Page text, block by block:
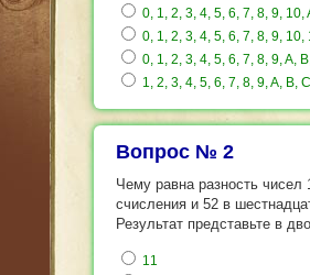
0, 1, 2, 3, 4, 5, 6, 7, 8, 9, 10,
0, 1, 2, 3, 4, 5, 6, 7, 8, 9, 10,
0, 1, 2, 3, 4, 5, 6, 7, 8, 9, A,
1, 2, 3, 4, 5, 6, 7, 8, 9, A, B,
Вопрос № 2
Чему равна разность чисел
счисления и 52 в
Результат представьте в
11